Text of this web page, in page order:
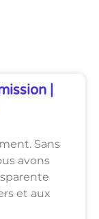
|
Sans
avons
et aux